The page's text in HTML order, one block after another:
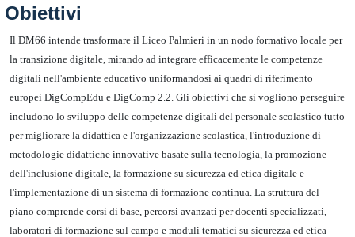
Obiettivi
Il DM66 intende trasformare il Liceo Palmieri in un nodo formativo locale per
la transizione digitale, mirando ad integrare efficacemente le competenze
digitali nell'ambiente educativo uniformandosi ai quadri di riferimento
europei DigCompEdu e DigComp 2.2. Gli obiettivi che si vogliono perseguire
includono lo sviluppo delle competenze digitali del personale scolastico tutto
per migliorare la didattica e l'organizzazione scolastica, l'introduzione di
metodologie didattiche innovative basate sulla tecnologia, la promozione
dell'inclusione digitale, la formazione su sicurezza ed etica digitale e
l'implementazione di un sistema di formazione continua. La struttura del
piano comprende corsi di base, percorsi avanzati per docenti specializzati,
laboratori di formazione sul campo e moduli tematici su sicurezza ed etica